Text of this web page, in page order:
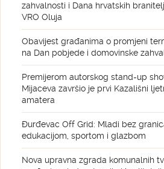
zahvalnosti i Dana hrvatskih
VRO Oluja
Obavijest građanima o promjeni
na Dan pobjede i domovinske
Premijerom autorskog stand-up
Mijaceva završio je prvi Kazališni
amatera
Đurđevac Off Grid: Mladi bez
edukacijom, sportom i glazbom
Nova upravna zgrada komunalnih